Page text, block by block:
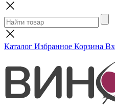
Каталог Избранное Корзина